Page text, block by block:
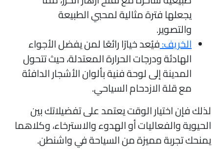
يجعلها فترة مثالية لمحبي الطبيعة
والتصوير.
الخريف:فيُعد خيارًا رائعًا لمن يفضل الأجواء
الهادئة ودرجات الحرارة المعتدلة، حيث تتحول
المدينة إلى لوحة فنية بألوان الأشجار الدافئة
مع قلة الازدحام السياحي.
فإن اختيار الوقت يعتمد على تفضيلاتك بين
والفعاليات أو الهدوء والاسترخاء، وكلاهما
تجربة مميزة من السياحة في واشنطن.